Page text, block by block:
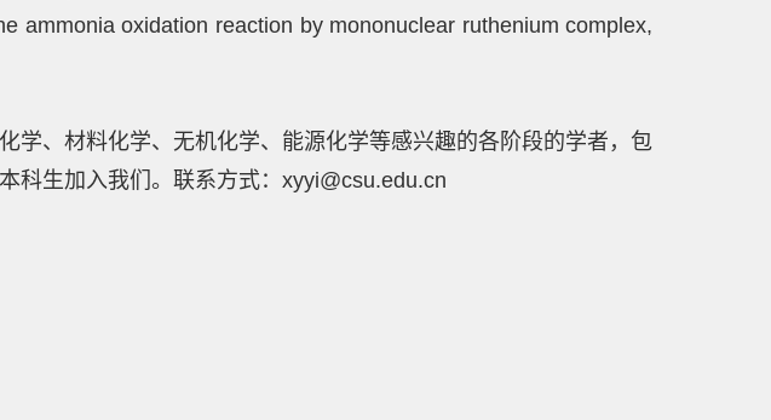
ammonia oxidation reaction by mononuclear ruthenium complex,
学、材料化学、无机化学、能源化学等感兴趣的各阶段的学者，包
科生加入我们。联系方式：xyyi@csu.edu.cn